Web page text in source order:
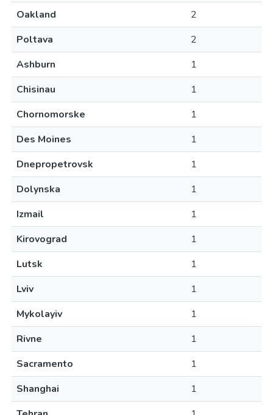
Oakland
2
Poltava
2
Ashburn
1
Chisinau
1
Chornomorske
1
Des Moines
1
Dnepropetrovsk
1
Dolynska
1
Izmail
1
Kirovograd
1
Lutsk
1
Lviv
1
Mykolayiv
1
Rivne
1
Sacramento
1
Shanghai
1